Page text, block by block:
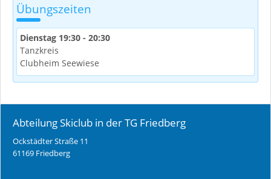
Übungszeiten
Dienstag 19:30 - 20:30
Tanzkreis
Clubheim Seewiese
Abteilung Skiclub in der TG Friedberg
Ockstädter Straße 11
61169 Friedberg